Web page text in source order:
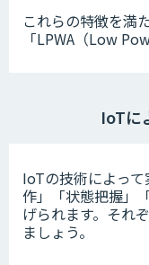
これらの特徴を満
「LPWA（Low
IoTに
IoTの技術によっ
作」「状態把握」
げられます。それ
ましょう。